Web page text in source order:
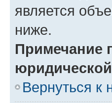
является
ниже.
Примечание
Вернуться к